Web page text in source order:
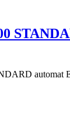
automat